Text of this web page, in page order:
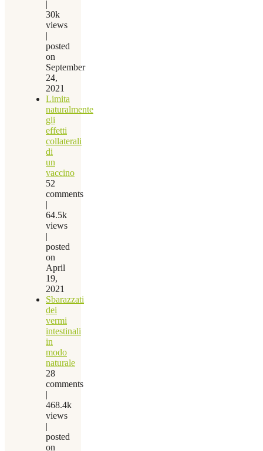
|
30k
views
|
posted
on
September
24,
2021
Limita
naturalmente
gli
effetti
collaterali
di
un
vaccino
52
comments
|
64.5k
views
|
posted
on
April
19,
2021
Sbarazzati
dei
vermi
intestinali
in
modo
naturale
28
comments
|
468.4k
views
|
posted
on